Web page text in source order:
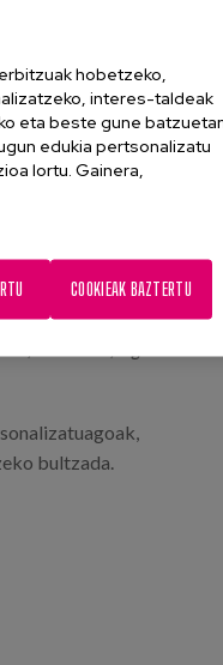
aitzindaria izan
jardunaldietan eta
laguntzen dien
talde osoak partekatzen
entzuteko, laguntzeko eta
bultzada.
hobetzeko,
interes-taldeak
eta beste gune
edukia pertsonalizatu
lortu. Gainera,
COOKIEAK BAZTERTU